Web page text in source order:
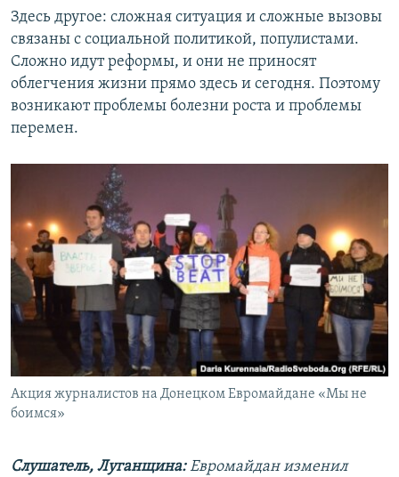
Здесь другое: сложная ситуация и сложные вызовы
связаны с социальной политикой, популистами.
Сложно идут реформы, и они не приносят
облегчения жизни прямо здесь и сегодня. Поэтому
возникают проблемы болезни роста и проблемы
перемен.
Акция журналистов на Донецком Евромайдане «Мы не
боимся»
Слушатель, Луганщина:Евромайдан изменил